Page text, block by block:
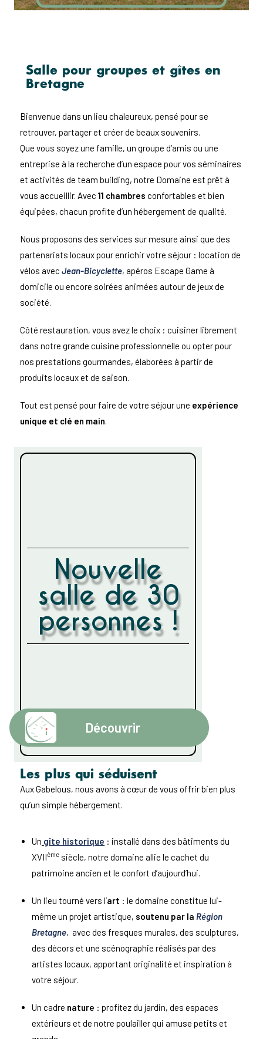
Salle pour groupes et gîtes en
Bretagne
Bienvenue dans un lieu chaleureux, pensé pour se
retrouver, partager et créer de beaux souvenirs.
Que vous soyez une famille, un groupe d’amis ou une
entreprise à la recherche d’un espace pour vos séminaires
et activités de team building, notre Domaine est prêt à
vous accueillir. Avec11 chambres confortables et bien
équipées, chacun profite d’un hébergement de qualité.
Nous proposons des services sur mesure ainsi que des
partenariats locaux pour enrichir votre séjour : location de
vélos avecJean-Bicyclette, apéros Escape Game à
domicile ou encore soirées animées autour de jeux de
société.
Côté restauration, vous avez le choix : cuisiner librement
dans notre grande cuisine professionnelle ou opter pour
nos prestations gourmandes, élaborées à partir de
produits locaux et de saison.
Tout est pensé pour faire de votre séjour une expérience
unique et clé en main.
Nouvelle
salle de 30
personnes !
Découvrir
Les plus qui séduisent
Aux Gabelous, nous avons à cœur de vous offrir bien plus
qu’un simple hébergement.
Un gîte historique : installé dans des bâtiments du
XVIIème siècle, notre domaine allie le cachet du
patrimoine ancien et le confort d’aujourd’hui.
Un lieu tourné vers l’art : le domaine constitue lui-
même un projet artistique, soutenu par la Région
Bretagne, avec des fresques murales, des sculptures,
des décors et une scénographie réalisés par des
artistes locaux, apportant originalité et inspiration à
votre séjour.
Un cadre nature : profitez du jardin, des espaces
extérieurs et de notre poulailler qui amuse petits et